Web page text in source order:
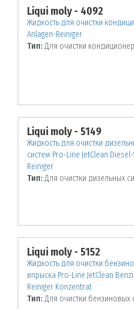
Liqui moly - 4092
Жидкость для очистки
Anlagen-Reiniger
Тип: Для очистки
Liqui moly - 5149
Жидкость для очистки
систем Pro-Line JetClean
Reiniger
Тип: Для очистки дизельных
Liqui moly - 5152
Жидкость для очистки
впрыска Pro-Line JetClean
Reiniger Konzentrat
Тип: Для очистки бензиновых